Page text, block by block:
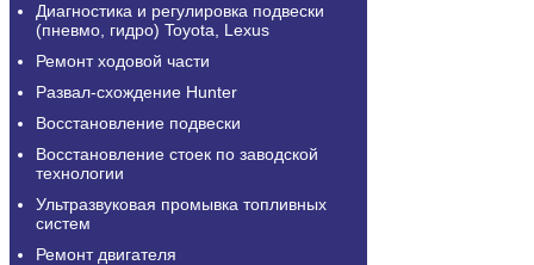
Диагностика и регулировка подвески
(пневмо, гидро) Toyota, Lexus
Ремонт ходовой части
Развал-схождение Hunter
Восстановление подвески
Восстановление стоек по заводской
технологии
Ультразвуковая промывка топливных
систем
Ремонт двигателя